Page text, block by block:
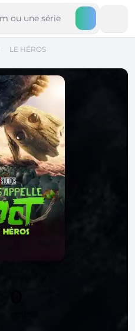
LE HÉROS